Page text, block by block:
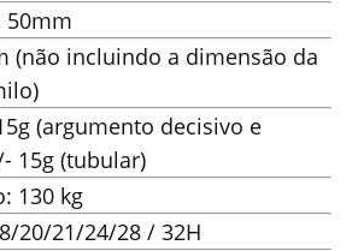
50mm
(não incluindo a dimensão da
(argumento decisivo e
15g (tubular)
130 kg
20/21/24/28 / 32H